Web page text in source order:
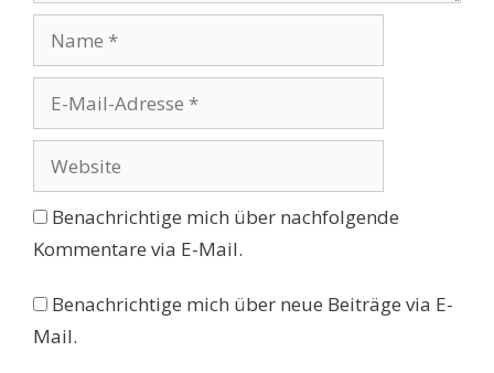
Mail-
Adresse
Benachrichtige mich über nachfolgende
Kommentare via E-Mail.
Benachrichtige mich über neue Beiträge via E-
Mail.